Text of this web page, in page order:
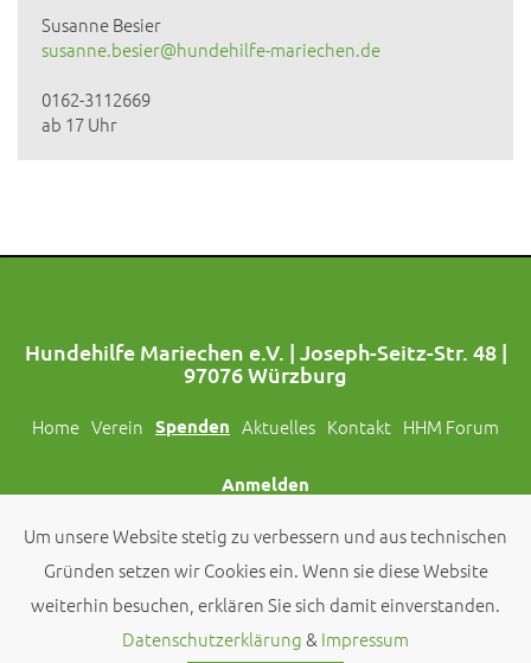
Susanne Besier
susanne.besier@hundehilfe-mariechen.de
0162-3112669
ab 17 Uhr
Hundehilfe Mariechen e.V. | Joseph-Seitz-Str. 48 |
97076 Würzburg
Home Verein Spenden Aktuelles Kontakt HHM Forum
Anmelden
Folgt uns auch auf Social Media!
© 2026 byHundehilfe Mariechen e.V.
Um unsere Website stetig zu verbessern und aus technischen
Gründen setzen wir Cookies ein. Wenn sie diese Website
weiterhin besuchen, erklären Sie sich damit einverstanden.
Datenschutzerklärung& Impressum